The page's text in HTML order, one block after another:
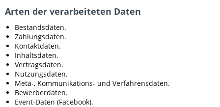
Arten der verarbeiteten Daten
Bestandsdaten.
Zahlungsdaten.
Kontaktdaten.
Inhaltsdaten.
Vertragsdaten.
Nutzungsdaten.
Meta-, Kommunikations- und Verfahrensdaten.
Bewerberdaten.
Event-Daten (Facebook).